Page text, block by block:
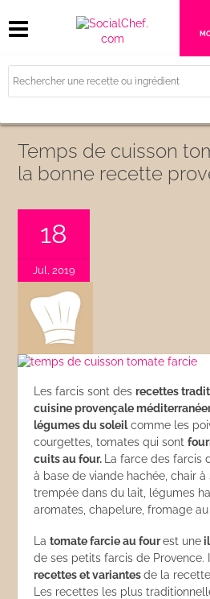
Temps de cuisson
la bonne recette
18
Jul, 2019
Les farcis sont desrecettes
cuisine provençale
légumes du soleilcomme les
courgettes, tomates qui sont
cuits au four.
La farce des
à base de viande hachée, chair
trempée dans du lait, légumes
aromates, chapelure, fromage au
Latomate farcie au fourest une
de ses petits farcis de Provence.
recettes et variantesde la
Les recettes les plus